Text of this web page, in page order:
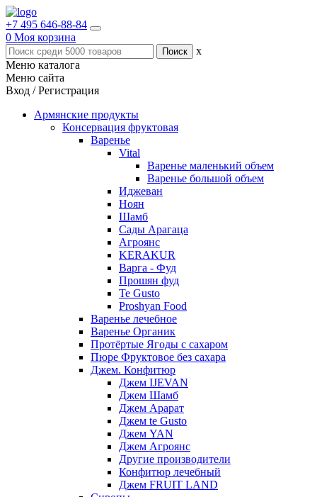
+7 495 646-88-84
0 Моя корзина
x
Меню каталога
Меню сайта
Вход / Регистрация
Армянские продукты
Консервация фруктовая
Варенье
Vital
Варенье маленький объем
Варенье большой объем
Иджеван
Ноян
Шамб
Сады Арагаца
Агроянс
KERAKUR
Варга - Фуд
Прошян фуд
Te Gusto
Proshyan Food
Варенье лечебное
Варенье Органик
Протёртые Ягоды с сахаром
Пюре Фруктовое без сахара
Джем. Конфитюр
Джем IJEVAN
Джем Шамб
Джем Арарат
Джем te Gusto
Джем YAN
Джем Агроянс
Другие производители
Конфитюр лечебный
Джем FRUIT LAND